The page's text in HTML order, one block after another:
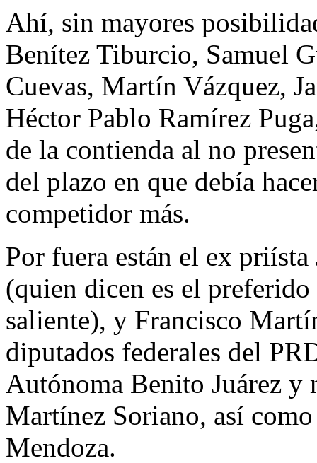
Ahí, sin mayores
Benítez Tiburcio, Samuel
Cuevas, Martín Vázquez,
Héctor Pablo Ramírez
de la contienda al no
del plazo en que debía
competidor más.
Por fuera están el ex
(quien dicen es el
saliente), y Francisco
diputados federales del
Autónoma Benito Juárez y
Martínez Soriano, así
Mendoza.